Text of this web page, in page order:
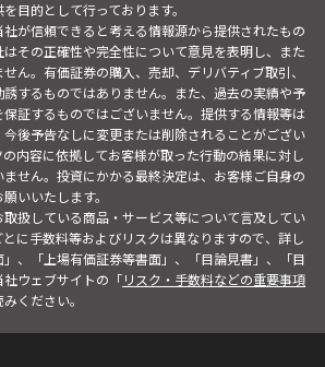
目的として行っております。
が信頼できると考える情報源から提供されたもの
その正確性や完全性について意見を表明し、また
ん。有価証券の購入、売却、デリバティブ取引、
するものではありません。また、過去の実績や予
証するものではございません。提供する情報等は
後予告なしに変更または削除されることがござい
内容に依拠してお客様が取った行動の結果に対し
せん。投資にかかる最終決定は、お客様ご自身の
いいたします。
扱している商品・サービス等について言及してい
に手数料等およびリスクは異なりますので、詳し
、「上場有価証券等書面」、「目論見書」、「目
ウェブサイトの「リスク・手数料などの重要事項
ください。